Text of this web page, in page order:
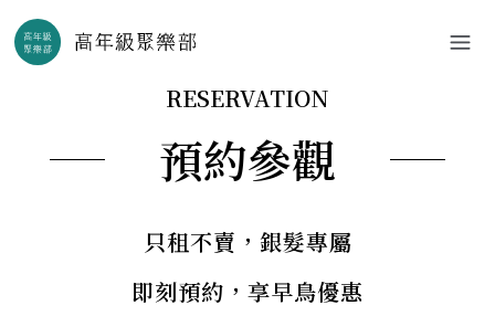
RESERVATION
預約參觀
只租不賣，銀髮專屬
即刻預約，享早鳥優惠